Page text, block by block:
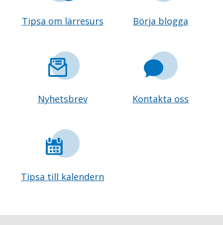
Tipsa om lärresurs Börja blogga
Nyhetsbrev Kontakta oss
Tipsa till kalendern